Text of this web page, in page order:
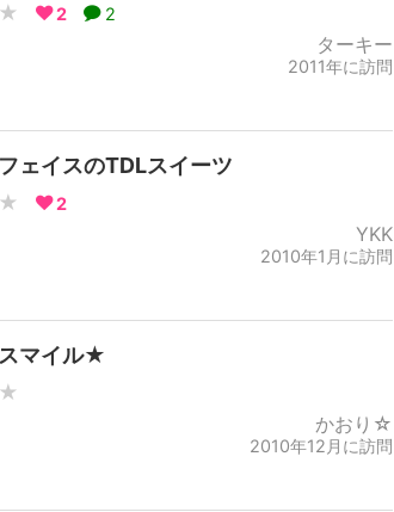
2 2
ターキー
2011年に訪問
ェイスのTDLスイーツ
2
YKK
2010年1月に訪問
マイル★
★
かおり☆
2010年12月に訪問